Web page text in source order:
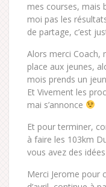
mes courses, mais
moi pas les
de partage, c’est
Alors merci Coach,
place aux jeunes,
mois prends un
Et Vivement les
mai s’annonce
Et pour terminer,
à faire les 103km
vous avez des
Merci Jerome pour